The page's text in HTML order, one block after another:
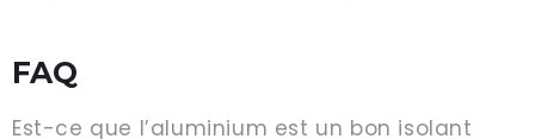
FAQ
Est-ce que l’aluminium est un bon isolant